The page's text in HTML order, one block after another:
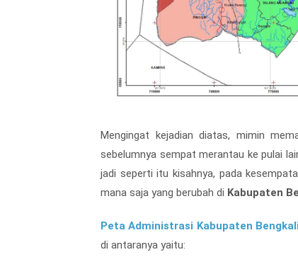
Mengingat kejadian diatas, mimin
sebelumnya sempat merantau ke pulai
jadi seperti itu kisahnya, pada
mana saja yang berubah di Kabupaten
Peta Administrasi Kabupaten
di antaranya yaitu: